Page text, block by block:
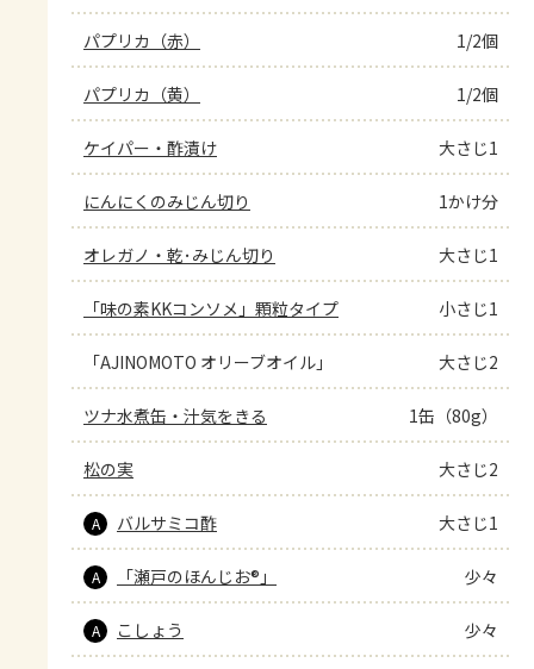
パプリカ（赤） 1/2個
パプリカ（黄） 1/2個
ケイパー・酢漬け 大さじ1
にんにくのみじん切り 1かけ分
オレガノ・乾･みじん切り 大さじ1
「味の素KKコンソメ」顆粒タイプ 小さじ1
「AJINOMOTO オリーブオイル」 大さじ2
ツナ水煮缶・汁気をきる 1缶（80g）
松の実 大さじ2
A バルサミコ酢 大さじ1
A 「瀬戸のほんじお®」 少々
A こしょう 少々